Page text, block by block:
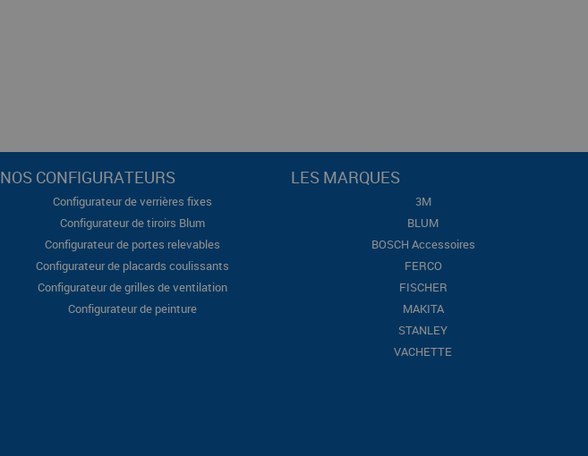
NOS CONFIGURATEURS
Configurateur de verrières fixes
Configurateur de tiroirs Blum
Configurateur de portes relevables
Configurateur de placards coulissants
Configurateur de grilles de ventilation
Configurateur de peinture
LES MARQUES
3M
BLUM
BOSCH Accessoires
FERCO
FISCHER
MAKITA
STANLEY
VACHETTE